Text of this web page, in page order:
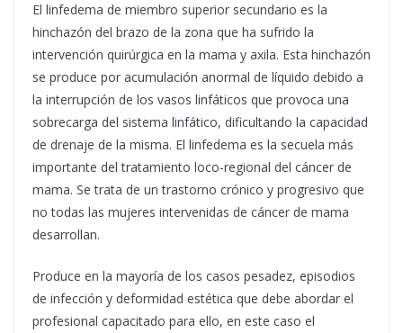
El linfedema de miembro superior secundario es la
hinchazón del brazo de la zona que ha sufrido la
intervención quirúrgica en la mama y axila. Esta hinchazón
se produce por acumulación anormal de líquido debido a
la interrupción de los vasos linfáticos que provoca una
sobrecarga del sistema linfático, dificultando la capacidad
de drenaje de la misma. El linfedema es la secuela más
importante del tratamiento loco-regional del cáncer de
mama. Se trata de un trastorno crónico y progresivo que
no todas las mujeres intervenidas de cáncer de mama
desarrollan.
Produce en la mayoría de los casos pesadez, episodios
de infección y deformidad estética que debe abordar el
profesional capacitado para ello, en este caso el